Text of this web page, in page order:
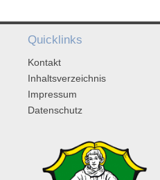
Quicklinks
Kontakt
Inhaltsverzeichnis
Impressum
Datenschutz